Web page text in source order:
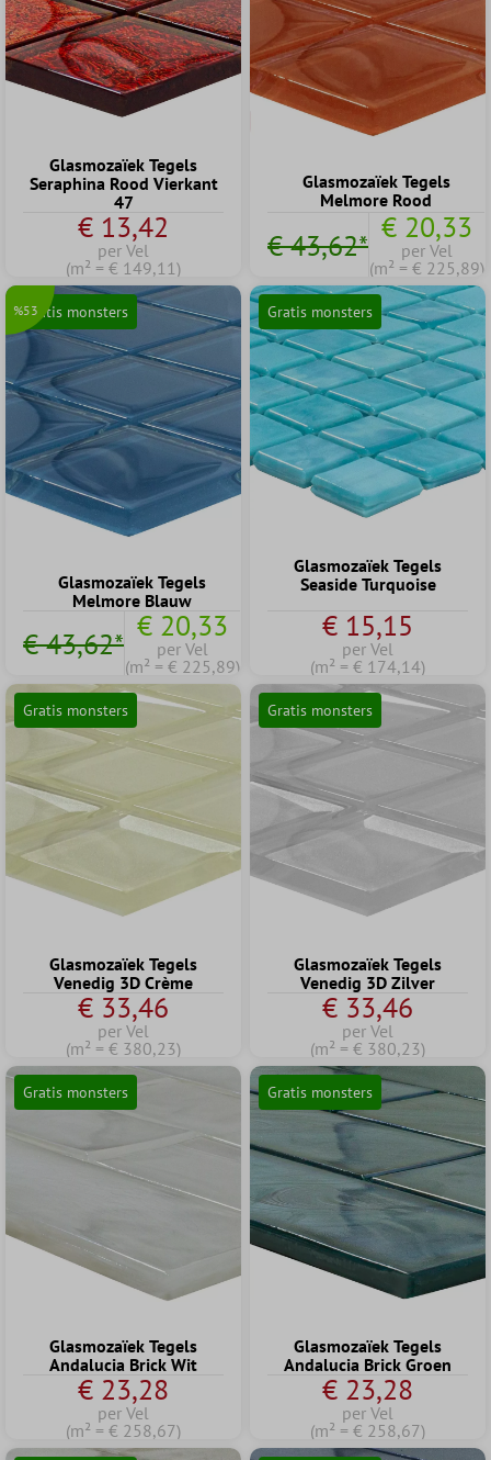
Glasmozaïek Tegels
Seraphina Rood Vierkant
47
€ 13,42
per Vel
(m² = € 149,11)
Glasmozaïek Tegels
Melmore Rood
€ 43,62* € 20,33
per Vel
(m² = € 225,89)
Gratis monsters
%53
Glasmozaïek Tegels
Melmore Blauw
€ 43,62* € 20,33
per Vel
(m² = € 225,89)
Gratis monsters
Glasmozaïek Tegels
Seaside Turquoise
€ 15,15
per Vel
(m² = € 174,14)
Gratis monsters
Glasmozaïek Tegels
Venedig 3D Crème
€ 33,46
per Vel
(m² = € 380,23)
Gratis monsters
Glasmozaïek Tegels
Venedig 3D Zilver
€ 33,46
per Vel
(m² = € 380,23)
Gratis monsters
Glasmozaïek Tegels
Andalucia Brick Wit
€ 23,28
per Vel
(m² = € 258,67)
Gratis monsters
Glasmozaïek Tegels
Andalucia Brick Groen
€ 23,28
per Vel
(m² = € 258,67)